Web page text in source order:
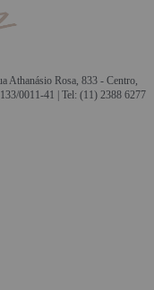
Athanásio Rosa, 833 - Centro,
0011-41 | Tel: (11) 2388 6277